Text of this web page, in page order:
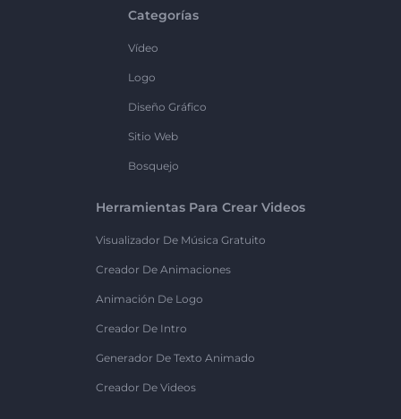
Categorías
Vídeo
Logo
Diseño Gráfico
Sitio Web
Bosquejo
Herramientas Para Crear Videos
Visualizador De Música Gratuito
Creador De Animaciones
Animación De Logo
Creador De Intro
Generador De Texto Animado
Creador De Videos